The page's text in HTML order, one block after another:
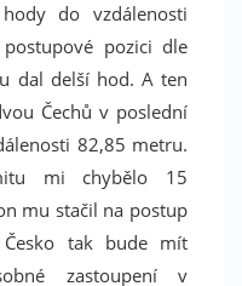
do vzdálenosti
pozici dle
dal delší hod. A ten
Čechů v poslední
82,85 metru.
mi chybělo 15
mu stačil na postup
tak bude mít
zastoupení v